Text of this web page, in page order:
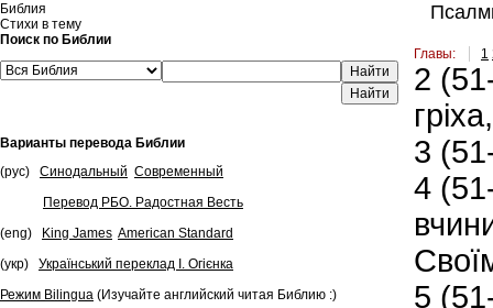
Библия
Стихи в тему
Поиск по Библии
Найти
Варианты перевода Библии
(рус)
Синодальный Современный
Перевод РБО. Радостная Весть
(eng)
King James American Standard
(укр)
Український переклад І. Огієнка
Режим Bilingua (Изучайте английский читая Библию :)
Главы: 1
2
гріха,
3
4
5